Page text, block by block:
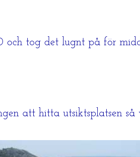
och tog det lugnt på för
att hitta utsiktsplatsen